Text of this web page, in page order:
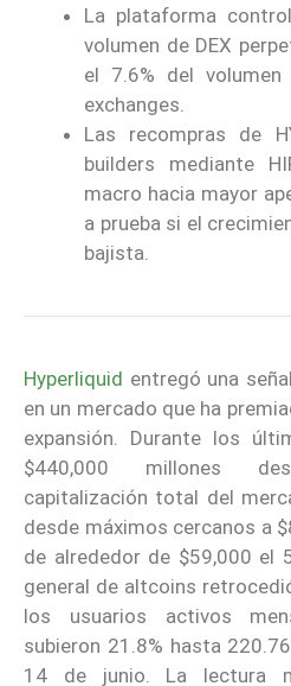
La plataforma
volumen de DEX
el 7.6% del
exchanges.
Las recompras de
builders mediante
macro hacia mayor
a prueba si el
bajista.
Hyperliquid entregó una
en un mercado que ha
expansión. Durante los
$440,000 millones
capitalización total del
desde máximos cercanos a
de alrededor de $59,000 el
general de altcoins
los usuarios activos
subieron 21.8% hasta
14 de junio. La lectura